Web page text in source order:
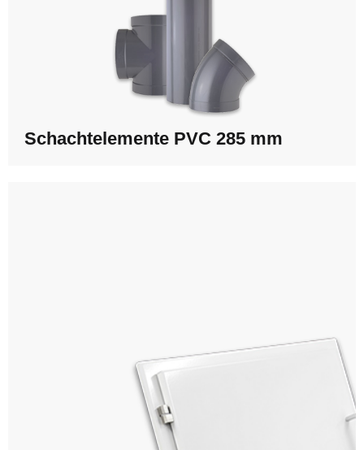
Schachtelemente PVC 285 mm